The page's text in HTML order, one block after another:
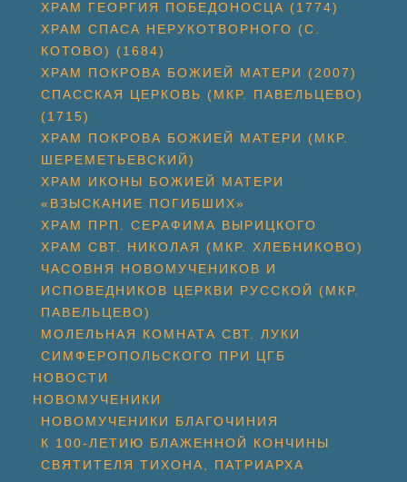
ХРАМ ГЕОРГИЯ ПОБЕДОНОСЦА (1774)
ХРАМ СПАСА НЕРУКОТВОРНОГО (С.
КОТОВО) (1684)
ХРАМ ПОКРОВА БОЖИЕЙ МАТЕРИ (2007)
СПАССКАЯ ЦЕРКОВЬ (МКР. ПАВЕЛЬЦЕВО)
(1715)
ХРАМ ПОКРОВА БОЖИЕЙ МАТЕРИ (МКР.
ШЕРЕМЕТЬЕВСКИЙ)
ХРАМ ИКОНЫ БОЖИЕЙ МАТЕРИ
«ВЗЫСКАНИЕ ПОГИБШИХ»
ХРАМ ПРП. СЕРАФИМА ВЫРИЦКОГО
ХРАМ СВТ. НИКОЛАЯ (МКР. ХЛЕБНИКОВО)
ЧАСОВНЯ НОВОМУЧЕНИКОВ И
ИСПОВЕДНИКОВ ЦЕРКВИ РУССКОЙ (МКР.
ПАВЕЛЬЦЕВО)
МОЛЕЛЬНАЯ КОМНАТА СВТ. ЛУКИ
СИМФЕРОПОЛЬСКОГО ПРИ ЦГБ
НОВОСТИ
НОВОМУЧЕНИКИ
НОВОМУЧЕНИКИ БЛАГОЧИНИЯ
К 100-ЛЕТИЮ БЛАЖЕННОЙ КОНЧИНЫ
СВЯТИТЕЛЯ ТИХОНА, ПАТРИАРХА